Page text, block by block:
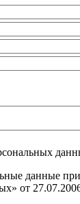
данные
от